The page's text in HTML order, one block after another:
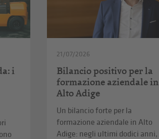
i
21/07/2026
Bilancio positivo per la
formazione aziendale in
Alto Adige
Un bilancio forte per la
formazione aziendale in Alto
Adige: negli ultimi dodici anni,